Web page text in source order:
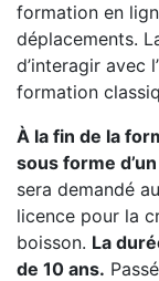
formation en
déplacements.
d’interagir avec
formation
À la fin de la
sous forme
sera demandé
licence pour la
boisson. La
de 10 ans.